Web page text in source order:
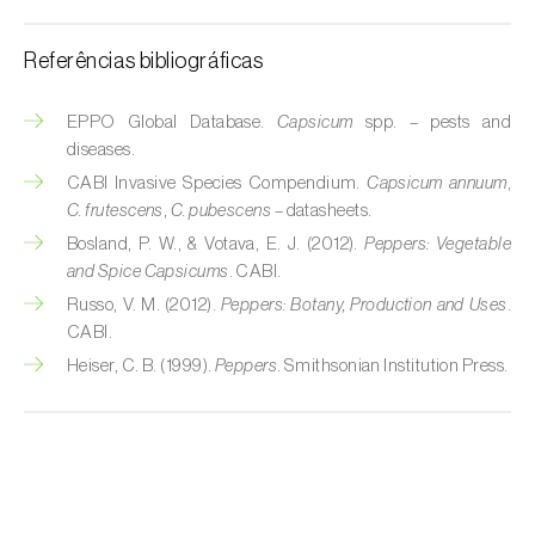
Feijão-comum (
Feijão-frade ( Vigna spp. )
Feijoa (Feijoa sellowiana )
Figueira ( Ficus carica)
Framboesa (Rubus idaeus
Referências bibliográficas
EPPO Global Database. Capsicum spp. – pests and
diseases.
CABI Invasive Species Compendium.Capsicum annuum
C. frutescens C. pubescens – datasheets.
Bosland, P. W., & Votava, E. J. (2012).Peppers: Vegetable
and Spice Capsicums . CABI.
Russo, V. M. (2012). Peppers: Botany, Production and Uses
CABI.
Heiser, C. B. (1999). Peppers . Smithsonian Institution Press.